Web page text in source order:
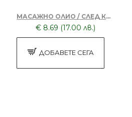
МАСАЖНО ОЛИО / СЛЕД КОЛА МАСКА
€ 8.69 (17.00 лв.)
ДОБАВЕТЕ СЕГА